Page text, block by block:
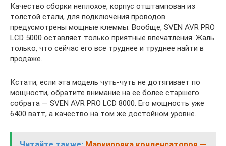
Качество сборки неплохое, корпус отштампован из
толстой стали, для подключения проводов
предусмотрены мощные клеммы. Вообще, SVEN AVR PRO
LCD 5000 оставляет только приятные впечатления. Жаль
только, что сейчас его все труднее и труднее найти в
продаже.
Кстати, если эта модель чуть-чуть не дотягивает по
мощности, обратите внимание на ее более старшего
собрата — SVEN AVR PRO LCD 8000. Его мощность уже
6400 ватт, а качество на том же достойном уровне.